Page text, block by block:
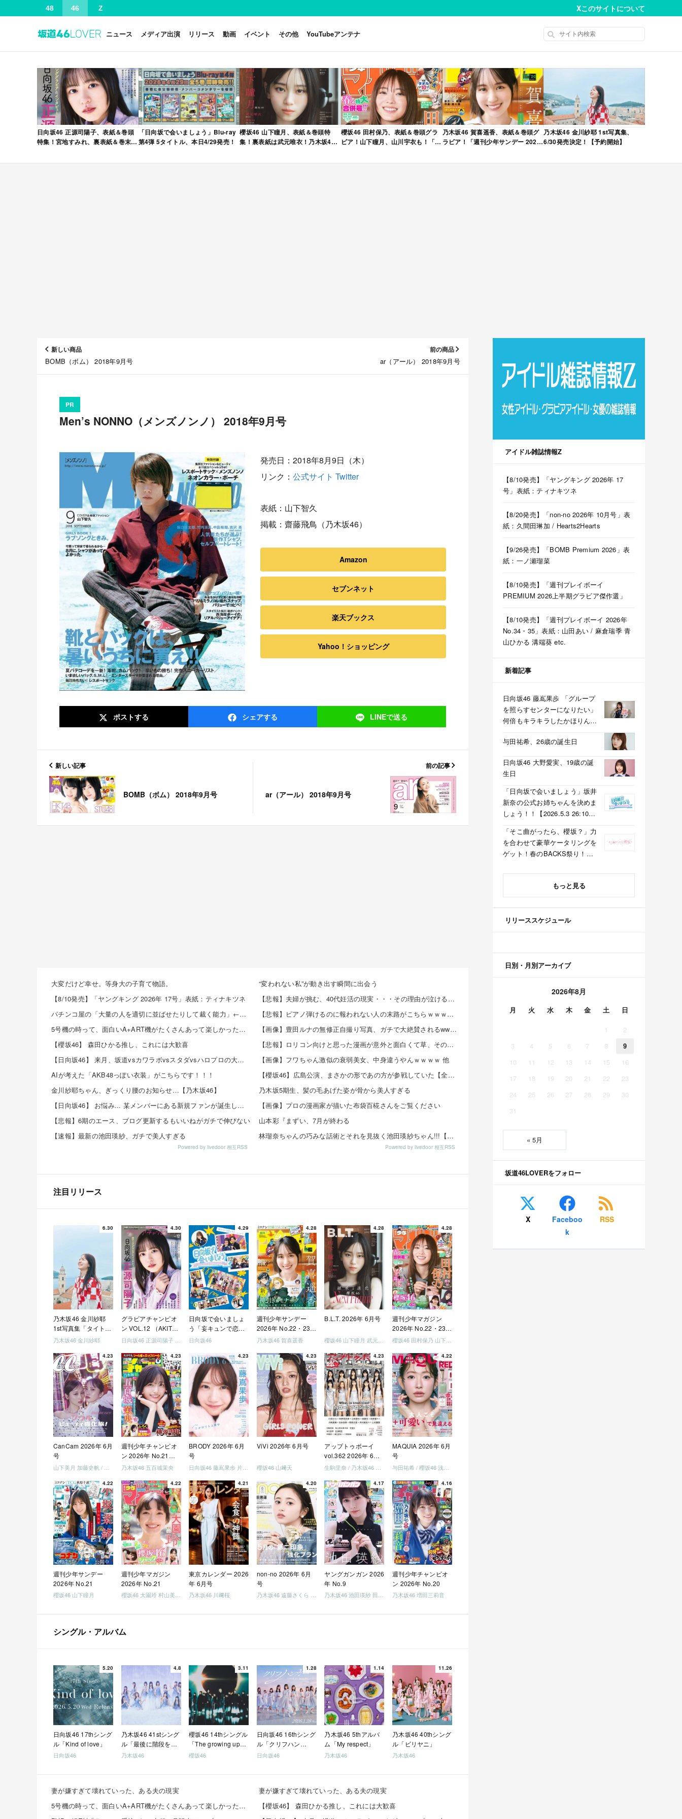
48 46 Z Xこのサイトについて
ニュース メディア出演 リリース 動画 イベント その他 YouTubeアンテナ
日向坂46 正源司陽子、表紙＆巻頭
特集！宮地すみれ、裏表紙＆巻末特
VOL.12」本日4/30発売！
「日向坂で会いましょう」Blu-ray
第4弾 5タイトル、本日4/29発売！
櫻坂46 山下瞳月、表紙＆巻頭特
集！裏表紙は武元唯衣！乃木坂46
6月号」本日4/28発売！
櫻坂46 田村保乃、表紙＆巻頭グラ
ビア！山下瞳月、山川宇衣も！「週
合併号」本日4/28発売！
乃木坂46 賀喜遥香、表紙＆巻頭グ
ラビア！「週刊少年サンデー 2026
売！
乃木坂46 金川紗耶 1st写真集、
6/30発売決定！【予約開始】
新しい商品
BOMB（ボム） 2018年9月号
前の商品
ar（アール） 2018年9月号
PR
Men’s NONNO（メンズノンノ） 2018年9月号
発売日：2018年8月9日（木）
リンク：公式サイト Twitter
表紙：山下智久
掲載：齋藤飛鳥（乃木坂46）
Amazon
セブンネット
楽天ブックス
Yahoo！ショッピング
ポストする シェアする LINEで送る
新しい記事
BOMB（ボム） 2018年9月号
前の記事
ar（アール） 2018年9月号
大変だけど幸せ。等身大の子育て物語。
【8/10発売】「ヤングキング 2026年 17号」表紙：ティナキツネ
パチンコ屋の「大量の人を適切に並ばせたりして裁く能力」←これガチで凄いよなｗｗｗ
5号機の時って、面白いA+ART機がたくさんあって楽しかったよなｗｗｗ
【櫻坂46】 森田ひかる推し、これには大歓喜
【日向坂46】 来月、坂道vsカワラボvsスタダvsハロプロの大激戦
AIが考えた「AKB48っぽい衣装」がこちらです！！！
金川紗耶ちゃん、ぎっくり腰のお知らせ…【乃木坂46】
【日向坂46】 お悩み... 某メンバーにある新規ファンが誕生していた
【悲報】6期のエース、ブログ更新するもいいねがガチで伸びない
【速報】最新の池田瑛紗、ガチで美人すぎる
Powered by livedoor 相互RSS
“変われない私”が動き出す瞬間に出会う
【悲報】夫婦が挑む、40代妊活の現実・・・その理由が泣けるｗｗｗｗ 他
【悲報】ピアノ弾けるのに報われない人の末路がこちらｗｗｗｗｗ 他
【画像】豊田ルナの無修正自撮り写真、ガチで大絶賛されるwww 他
【悲報】ロリコン向けと思った漫画が意外と面白くて草、その理由がこれｗｗｗｗ 他
【画像】フワちゃん激似の衰弱美女、中身違うやんｗｗｗｗ 他
【櫻坂46】広島公演、まさかの形であの方が参戦していた【全国ツアー2026 What’s lonesome?】
乃木坂5期生、髪の毛あげた姿が骨から美人すぎる
【画像】プロの漫画家が描いた布袋百椛さんをご覧ください
山本彩『まずい、7月が終わる
林瑠奈ちゃんの巧みな話術とそれを見抜く池田瑛紗ちゃん!!!【乃木坂46】
Powered by livedoor 相互RSS
注目リリース
6.30
乃木坂46 金川紗耶
1st写真集「タイトル
未定」
乃木坂46 金川紗耶
4.30
グラビアチャンピオ
ン VOL.12 （AKITA
DXシリーズ）
4.29
日向坂で会いましょ
う「妄キュンで恋し
ちゃいましょう」
めましょう」「ご褒
美でロケしましょ
う」「フレンドリー
になりましょう」
「笑って卒業を祝い
ましょう」 [Blu-ray]
日向坂46
4.28
週刊少年サンデー
2026年 No.22・23
合併号
乃木坂46 賀喜遥香
4.28
B.L.T. 2026年 6月号
4.28
週刊少年マガジン
2026年 No.22・23
合併号
4.23
CanCam 2026年 6月
号
4.23
週刊少年チャンピオ
ン 2026年 No.21・
22 合併号
乃木坂46 五百城茉央
4.23
BRODY 2026年 6月
号
4.23
ViVi 2026年 6月号
櫻坂46 山﨑天
4.23
アップトゥボーイ
vol.362 2026年 6月
号
4.22
MAQUIA 2026年 6月
号
4.22
週刊少年サンデー
2026年 No.21
櫻坂46 山下瞳月
4.22
週刊少年マガジン
2026年 No.21
4.21
東京カレンダー 2026
年 6月号
乃木坂46 川﨑桜
4.20
non-no 2026年 6月
号
4.17
ヤングガンガン 2026
年 No.9
4.16
週刊少年チャンピオ
ン 2026年 No.20
乃木坂46 増田三莉音
シングル・アルバム
5.20
日向坂46 17thシング
ル「Kind of love」
日向坂46
4.8
乃木坂46 41stシング
ル「最後に階段を駆
け上がったのはいつ
乃木坂46
3.11
櫻坂46 14thシングル
「The growing up
train」
櫻坂46
1.28
日向坂46 16thシング
ル「クリフハン
ガー」
日向坂46
1.14
乃木坂46 5thアルバ
ム「My respect」
乃木坂46
11.26
乃木坂46 40thシング
ル「ビリヤニ」
乃木坂46
妻が嫌すぎて壊れていった、ある夫の現実
5号機の時って、面白いA+ART機がたくさんあって楽しかったよなｗｗｗ
妻が嫌すぎて壊れていった、ある夫の現実
【櫻坂46】 森田ひかる推し、これには大歓喜
アイドル雑誌情報Z
【8/10発売】「ヤングキング 2026年 17
号」表紙：ティナキツネ
【8/20発売】「non-no 2026年 10月号」表
紙：久間田琳加 / Hearts2Hearts
【9/26発売】「BOMB Premium 2026」表
紙：一ノ瀬瑠菜
【8/10発売】「週刊プレイボーイ
PREMIUM 2026上半期グラビア傑作選」
【8/10発売】「週刊プレイボーイ 2026年
No.34・35」表紙：山田あい / 麻倉瑞季 青
山ひかる 溝端葵 etc.
新着記事
日向坂46 藤嶌果歩 「グループ
を照らすセンターになりたい」
何倍もキラキラしたかほりんが
与田祐希、26歳の誕生日
日向坂46 大野愛実、19歳の誕
生日
「日向坂で会いましょう」坂井
新奈の公式お姉ちゃんを決めま
しょう！！【2026.5.3 26:10〜
「そこ曲がったら、櫻坂？」力
を合わせて豪華ケータリングを
ゲット！春のBACKS祭り！
京】
もっと見る
リリーススケジュール
日別・月別アーカイブ
2026年8月
月 火 水 木 金 土 日
1
2
3
4 5 6 7 8
9
10
11 12 13 14 15
16
17
18 19 20 21 22
23
24
25 26 27 28 29
30
31
« 5月
坂道46LOVERをフォロー
X
Faceboo
k
RSS